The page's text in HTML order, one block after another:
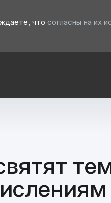
что согласны на их